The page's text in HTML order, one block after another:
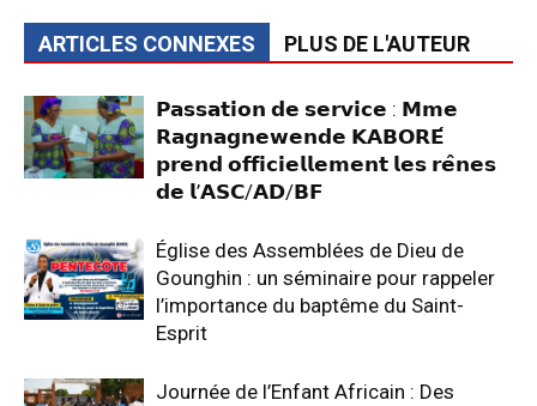
ARTICLES CONNEXES PLUS DE L'AUTEUR
𝗣𝗮𝘀𝘀𝗮𝘁𝗶𝗼𝗻 𝗱𝗲 𝘀𝗲𝗿𝘃𝗶𝗰𝗲 : 𝗠𝗺𝗲
𝗥𝗮𝗴𝗻𝗮𝗴𝗻𝗲𝘄𝗲𝗻𝗱𝗲 𝗞𝗔𝗕𝗢𝗥𝗘́
𝗽𝗿𝗲𝗻𝗱 𝗼𝗳𝗳𝗶𝗰𝗶𝗲𝗹𝗹𝗲𝗺𝗲𝗻𝘁 𝗹𝗲𝘀 𝗿𝗲̂𝗻𝗲𝘀
𝗱𝗲 𝗹’𝗔𝗦𝗖/𝗔𝗗/𝗕𝗙
Église des Assemblées de Dieu de
Gounghin : un séminaire pour rappeler
l’importance du baptême du Saint-
Esprit
‎Journée de l’Enfant Africain : Des